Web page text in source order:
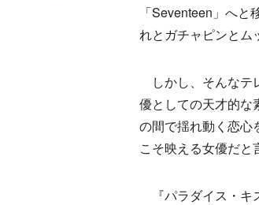
「Seventeen」へ
れとガチャピンとム
しかし、そんなテ
優としての天才的な
の間で揺れ動く恋心
こそ映える女優だと
『パラダイス・キ